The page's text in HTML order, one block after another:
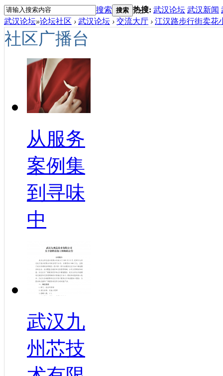
搜索 搜索 热搜: 武汉论坛 武汉新闻
武汉论坛»论坛社区 › 武汉论坛 › 交流大厅 › 江汉路步行街卖花
社区广播台
从服务
案例集
到寻味
中
武汉九
州芯技